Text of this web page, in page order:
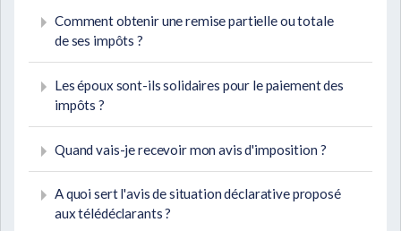
Comment obtenir une remise partielle ou totale
de ses impôts ?
Les époux sont-ils solidaires pour le paiement des
impôts ?
Quand vais-je recevoir mon avis d'imposition ?
A quoi sert l'avis de situation déclarative proposé
aux télédéclarants ?